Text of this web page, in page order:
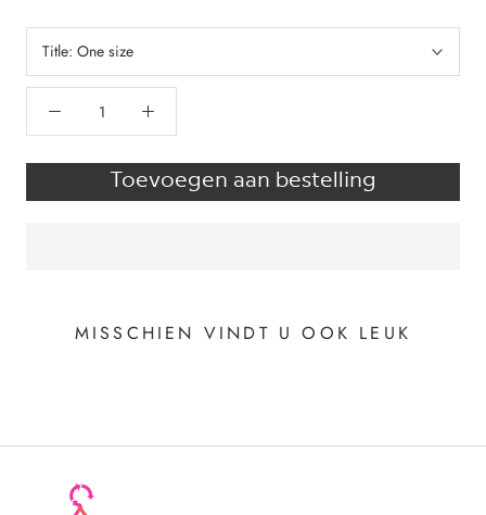
Title: One size
Toevoegen aan bestelling
MISSCHIEN VINDT U OOK LEUK